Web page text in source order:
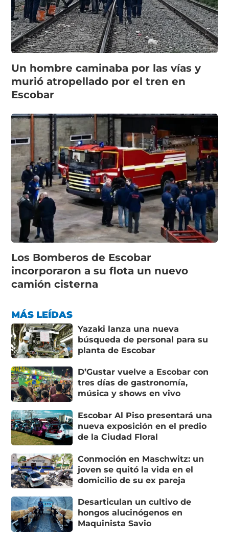
Un hombre caminaba por las vías y
murió atropellado por el tren en
Escobar
Los Bomberos de Escobar
incorporaron a su flota un nuevo
camión cisterna
MÁS LEÍDAS
Yazaki lanza una nueva
búsqueda de personal para su
planta de Escobar
D’Gustar vuelve a Escobar con
tres días de gastronomía,
música y shows en vivo
Escobar Al Piso presentará una
nueva exposición en el predio
de la Ciudad Floral
Conmoción en Maschwitz: un
joven se quitó la vida en el
domicilio de su ex pareja
Desarticulan un cultivo de
hongos alucinógenos en
Maquinista Savio